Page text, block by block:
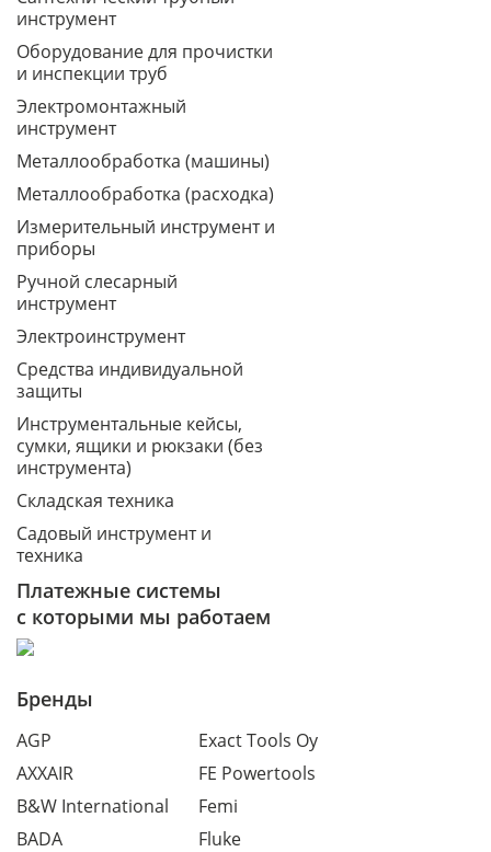
инструмент
Оборудование для прочистки
и инспекции труб
Электромонтажный
инструмент
Металлообработка (машины)
Металлообработка (расходка)
Измерительный инструмент и
приборы
Ручной слесарный
инструмент
Электроинструмент
Средства индивидуальной
защиты
Инструментальные кейсы,
сумки, ящики и рюкзаки (без
инструмента)
Складская техника
Садовый инструмент и
техника
Платежные системы
с которыми мы работаем
Бренды
AGP
AXXAIR
B&W International
BADA
Exact Tools Oy
FE Powertools
Femi
Fluke